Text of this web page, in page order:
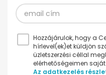
Hozzájárulok, hogy a
hírlevel(ek)et küldjön
üzletszerzési céllal
elérhetőségeimen
Az adatkezelés